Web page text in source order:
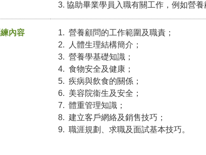
3. 協助畢業學員入職有關工作，例如營養
內容
1. 營養顧問的工作範圍及職責；
2. 人體生理結構簡介；
3. 營養學基礎知識；
4. 食物安全及健康；
5. 疾病與飲食的關係；
6. 美容院衞生及安全；
7. 體重管理知識；
8. 建立客戶網絡及銷售技巧；
9. 職涯規劃、求職及面試基本技巧。